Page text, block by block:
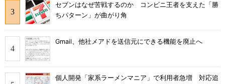
セブンはなぜ苦戦するのか コンビニ王者を支えた「勝
ちパターン」が曲がり角
Gmail、他社メアドを送信元にできる機能を廃止へ
個人開発「家系ラーメンマニア」で利用者急増 対応追